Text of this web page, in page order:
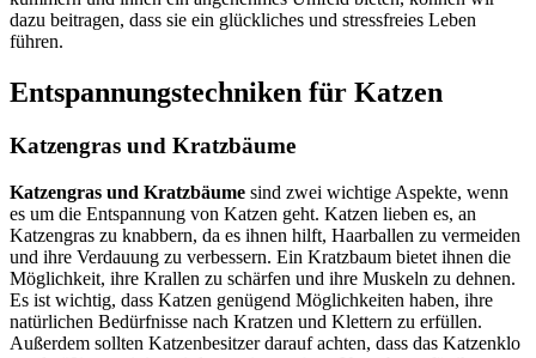
dazu beitragen, dass sie ein glückliches und stressfreies Leben
führen.
Entspannungstechniken für Katzen
Katzengras und Kratzbäume
Katzengras und Kratzbäume sind zwei wichtige Aspekte, wenn
es um die Entspannung von Katzen geht. Katzen lieben es, an
Katzengras zu knabbern, da es ihnen hilft, Haarballen zu vermeiden
und ihre Verdauung zu verbessern. Ein Kratzbaum bietet ihnen die
Möglichkeit, ihre Krallen zu schärfen und ihre Muskeln zu dehnen.
Es ist wichtig, dass Katzen genügend Möglichkeiten haben, ihre
natürlichen Bedürfnisse nach Kratzen und Klettern zu erfüllen.
Außerdem sollten Katzenbesitzer darauf achten, dass das Katzenklo